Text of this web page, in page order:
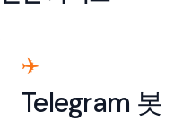
✈️
Telegram 봇